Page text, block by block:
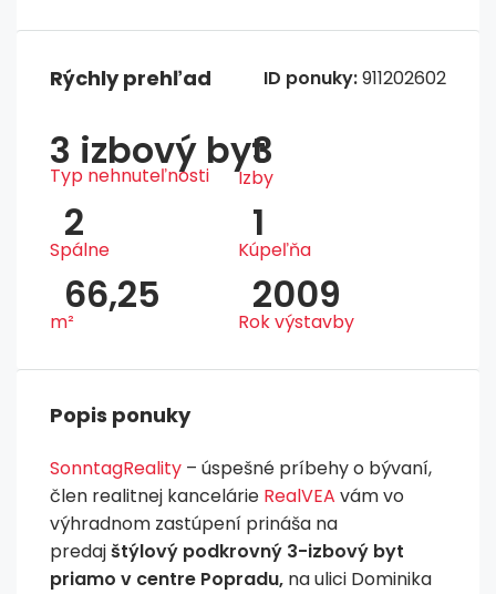
Rýchly prehľad ID ponuky:911202602
3 izbový byt
Typ nehnuteľnosti
3
Izby
2
Spálne
1
Kúpeľňa
66,25
m²
2009
Rok výstavby
Popis ponuky
SonntagReality – úspešné príbehy o bývaní,
člen realitnej kancelárie RealVEA vám vo
výhradnom zastúpení prináša na
predajštýlový podkrovný 3-izbový byt
priamo v centre Popradu, na ulici Dominika